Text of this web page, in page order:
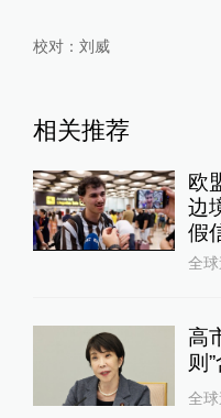
校对： 刘威
相关推荐
欧
边
假
全
高
则
全